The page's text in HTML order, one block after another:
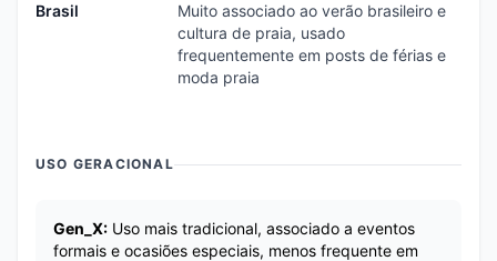
Brasil
Muito associado ao verão brasileiro e
cultura de praia, usado
frequentemente em posts de férias e
moda praia
USO GERACIONAL
Gen_X: Uso mais tradicional, associado a eventos
formais e ocasiões especiais, menos frequente em